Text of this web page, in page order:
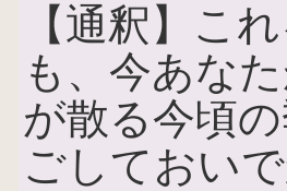
【通釈】こ
も、今あな
が散る今頃
ごしておい